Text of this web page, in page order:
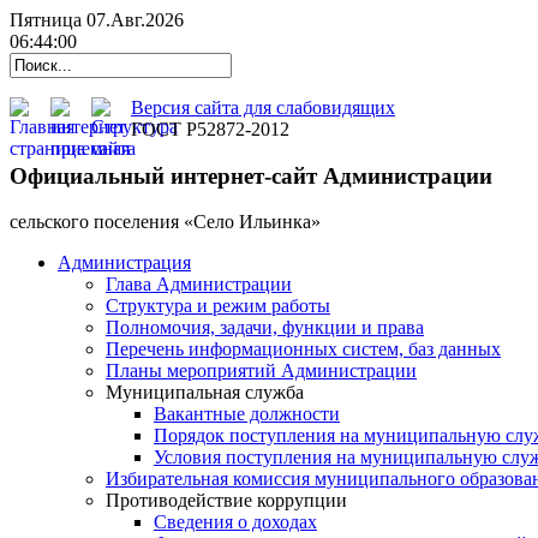
Пятница 07.Авг.2026
06:44:01
Версия сайта для слабовидящих
ГОСТ Р52872-2012
Официальный интернет-сайт Администрации
cельского поселения «Село Ильинка»
Администрация
Глава Администрации
Структура и режим работы
Полномочия, задачи, функции и права
Перечень информационных систем, баз данных
Планы мероприятий Администрации
Муниципальная служба
Вакантные должности
Порядок поступления на муниципальную
Условия поступления на муниципальную
Избирательная комиссия муниципального
Противодействие коррупции
Сведения о доходах